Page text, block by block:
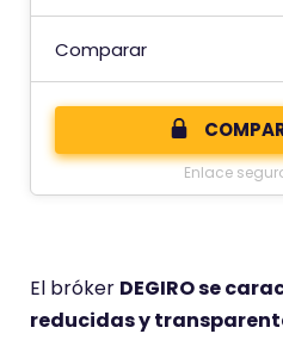
s
t
e
c
Comparar
Enlace
El bróker DEGIRO se
reducidas y